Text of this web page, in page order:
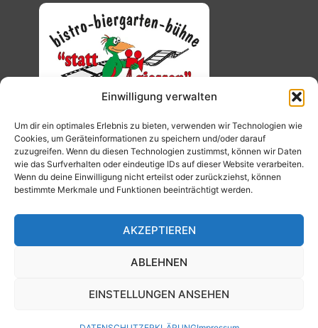
Einwilligung verwalten
Um dir ein optimales Erlebnis zu bieten, verwenden wir Technologien wie
Cookies, um Geräteinformationen zu speichern und/oder darauf
zuzugreifen. Wenn du diesen Technologien zustimmst, können wir Daten
wie das Surfverhalten oder eindeutige IDs auf dieser Website verarbeiten.
Wenn du deine Einwilligung nicht erteilst oder zurückziehst, können
bestimmte Merkmale und Funktionen beeinträchtigt werden.
AKZEPTIEREN
ABLEHNEN
EINSTELLUNGEN ANSEHEN
© 2026 Kino Traumstern.
Umsetzung: Edgar Reinhardt